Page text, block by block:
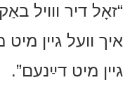
“זאָל דיר ווויל
איך וועל גיין מיט
גיין מיט דײַנעם”.